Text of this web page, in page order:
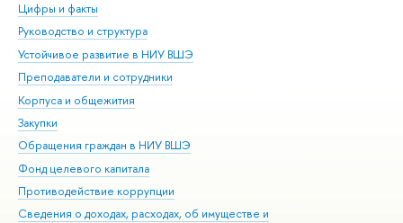
Цифры и факты
Руководство и структура
Устойчивое развитие в НИУ ВШЭ
Преподаватели и сотрудники
Корпуса и общежития
Закупки
Обращения граждан в НИУ ВШЭ
Фонд целевого капитала
Противодействие коррупции
Сведения о доходах, расходах, об имуществе и